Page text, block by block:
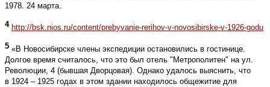
1978. 24 марта.
4 http://bsk.nios.ru/content/prebyvanie-rerihov-v-novosibirske-v-1926-godu
5 «В Новосибирске члены экспедиции остановились в гостинице.
Долгое время считалось, что это был отель "Метрополитен" на ул.
Революции, 4 (бывшая Дворцовая). Однако удалось выяснить, что
в 1924 – 1925 годах в этом здании находилось общежитие для